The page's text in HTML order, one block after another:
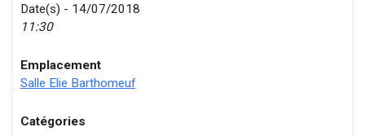
Date(s) - 14/07/2018
11:30
Emplacement
Salle Elie Barthomeuf
Catégories